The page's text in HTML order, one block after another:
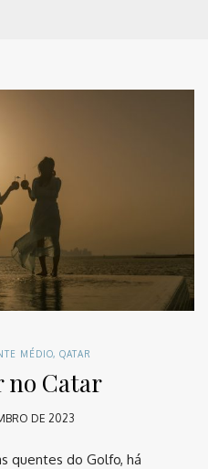
MÉDIO, QATAR
no Catar
DE 2023
quentes do Golfo, há